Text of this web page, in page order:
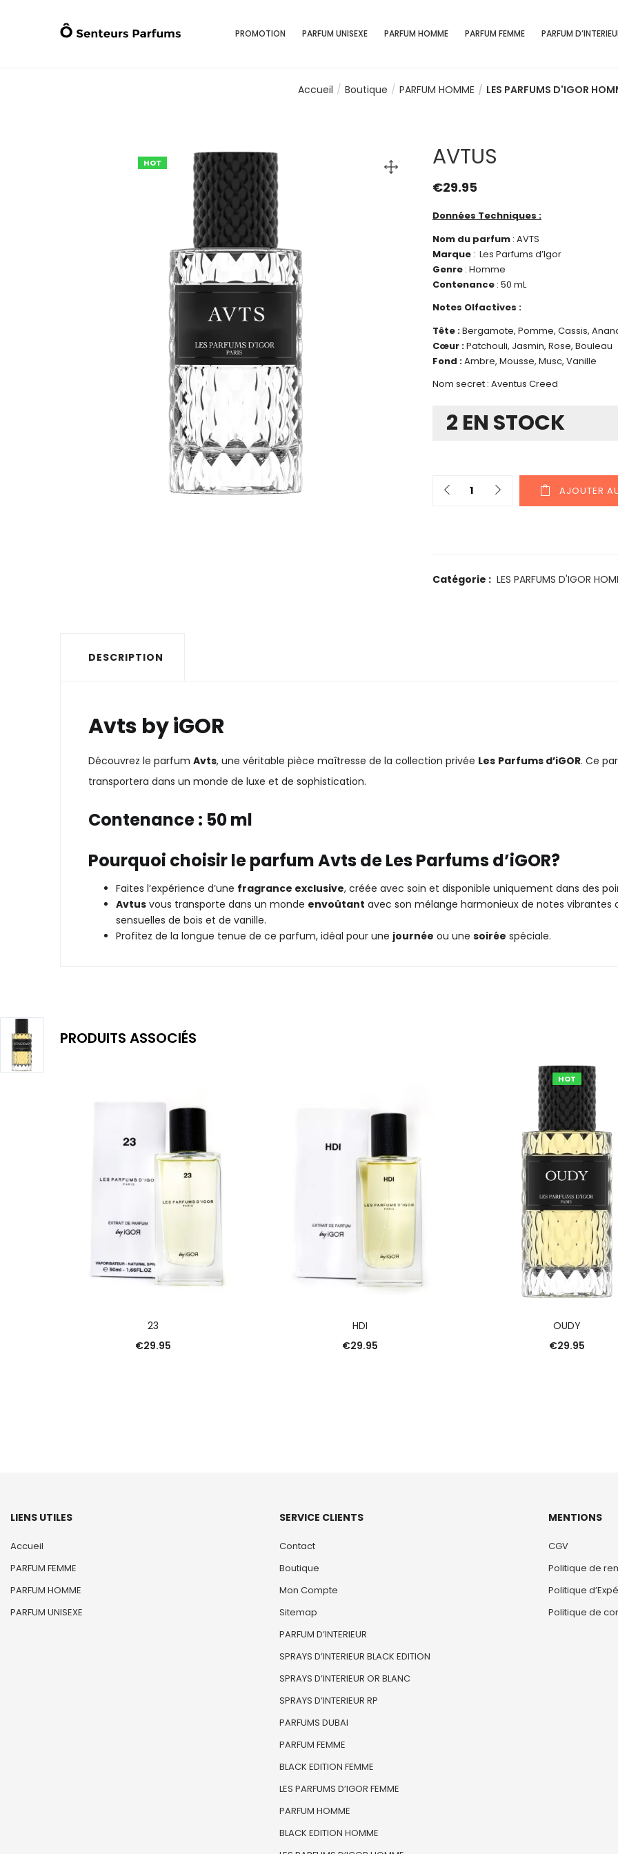
PROMOTION PARFUM UNISEXE PARFUM HOMME PARFUM FEMME PARFUM
Accueil Boutique PARFUM HOMME LES PARFUMS D'IGOR
HOT AVTUS
€29.95
Données Techniques :
Nom du parfum : AVTS
Marque : Les Parfums d’Igor
Genre : Homme
Contenance : 50 mL
Notes Olfactives :
Tête :Bergamote, Pomme, Cassis,
Cœur :Patchouli, Jasmin, Rose, Bouleau
Fond :Ambre, Mousse, Musc, Vanille
Nom secret : Aventus Creed
2 EN STOCK
AJOUTER
Catégorie : LES PARFUMS D'IGOR
DESCRIPTION
Avts by iGOR
Découvrez le parfum Avts, une véritable pièce maîtresse de la collection privée Les Parfums d’iGOR. Ce
transportera dans un monde de luxe et de sophistication.
Contenance : 50 ml
Pourquoi choisir le parfum Avts de Les Parfums d’iGOR?
Faites l’expérience d’une fragrance exclusive, créée avec soin et disponible uniquement dans des
Avtus vous transporte dans un monde envoûtant avec son mélange harmonieux de notes vibrantes
sensuelles de bois et de vanille.
Profitez de la longue tenue de ce parfum, idéal pour une journée ou une soirée spéciale.
PRODUITS ASSOCIÉS
23
€29.95
HDI
€29.95
HOT
OUDY
€29.95
LIENS UTILES
Accueil
PARFUM FEMME
PARFUM HOMME
PARFUM UNISEXE
SERVICE CLIENTS
Contact
Boutique
Mon Compte
Sitemap
PARFUM D’INTERIEUR
SPRAYS D’INTERIEUR BLACK EDITION
SPRAYS D’INTERIEUR OR BLANC
SPRAYS D’INTERIEUR RP
PARFUMS DUBAI
PARFUM FEMME
BLACK EDITION FEMME
LES PARFUMS D’IGOR FEMME
PARFUM HOMME
BLACK EDITION HOMME
MENTIONS
CGV
Politique de
Politique
Politique de